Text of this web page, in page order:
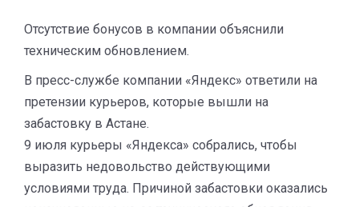
Отсутствие бонусов в компании объяснили
техническим обновлением.
В пресс-службе компании «Яндекс» ответили на
претензии курьеров, которые вышли на
забастовку в Астане.
9 июля курьеры «Яндекса» собрались, чтобы
выразить недовольство действующими
условиями труда. Причиной забастовки оказались